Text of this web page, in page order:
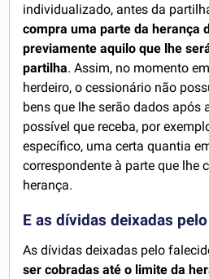
individualizado, antes da
compra uma parte da herança
previamente aquilo que lhe
partilha. Assim, no momento
herdeiro, o cessionário não
bens que lhe serão dados após
possível que receba, por
específico, uma certa quantia
correspondente à parte que lhe
herança.
E as dívidas deixadas
As dívidas deixadas pelo
ser cobradas até o limite da